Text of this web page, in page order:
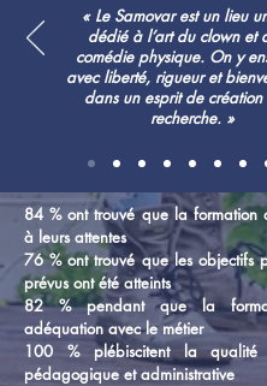
« Le Samovar est un lieu
dédié à l’art du clown et
comédie physique. On y
avec liberté, rigueur et
dans un esprit de création
recherche. »
84 % ont trouvé que la formation
à leurs attentes
76 % ont trouvé que les objectifs
prévus ont été atteints
82 % pendant que la
adéquation avec le métier
100 % plébiscitent la
pédagogique et administrative